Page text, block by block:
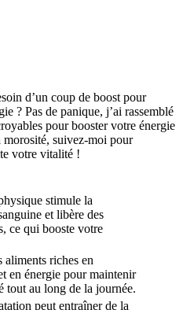
d’un coup de boost pour
? Pas de panique, j’ai rassemblé
pour booster votre énergie
suivez-moi pour
votre vitalité !
stimule la
et libère des
ce qui booste votre
aliments riches en
en énergie pour maintenir
tout au long de la journée.
peut entraîner de la